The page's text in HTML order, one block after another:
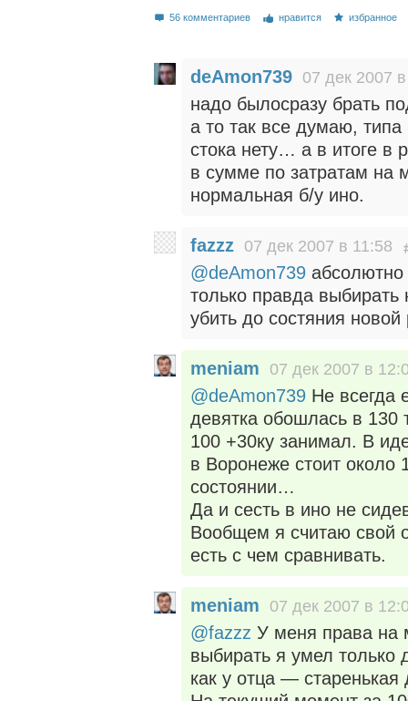
56 комментариев нравится избранное
deAmon739 07 дек 2007
надо былосразу брать
а то так все думаю,
стока нету… а в итоге в
в сумме по затратам на
нормальная б/у ино.
fazzz 07 дек 2007 в 11:58
@deAmon739 абсолютно
только правда
убить до состяния
meniam 07 дек 2007 в
@deAmon739 Не всегда
девятка обошлась в
100 +30ку занимал. В
в Воронеже стоит
состоянии…
Да и сесть в ино не
Вообщем я считаю свой
есть с чем сравнивать.
meniam 07 дек 2007 в
@fazzz У меня права на
выбирать я умел только
как у отца —